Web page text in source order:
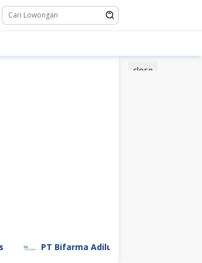
close
PT Bifarma Adiluhung (a Kalbe Company)